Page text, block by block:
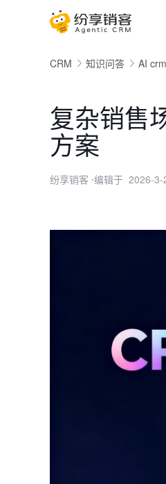
CRM 知识问答 AI crm
复杂销售
方案
纷享销客 ⋅编辑于 2026-